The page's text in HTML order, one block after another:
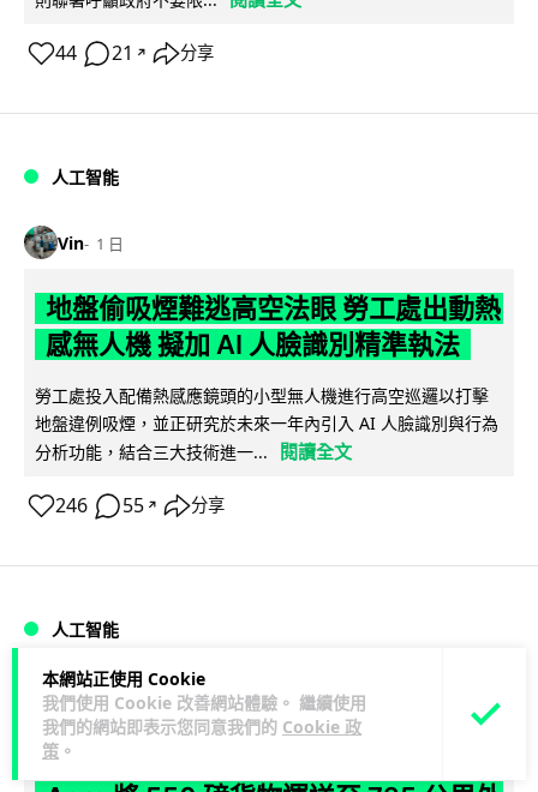
本網站正使用 Cookie
我們使用 Cookie 改善網站體驗。 繼續使用
我們的網站即表示您同意我們的 Cookie 政
策 。
44 21 ↗ 分享
人工智能
Vin 1 日
地盤偷吸煙難逃高空法眼 勞工處出動熱
感無人機 擬加 AI 人臉識別精準執法
勞工處投入配備熱感應鏡頭的小型無人機進行高空巡邏以打擊
地盤違例吸煙，並正研究於未來一年內引入 AI 人臉識別與行為
分析功能，結合三大技術進一...
閱讀全文
246 55 ↗ 分享
人工智能
Lawton 1 日
貨運火箭 沖繩飛台灣僅需 15 分鐘 Hop